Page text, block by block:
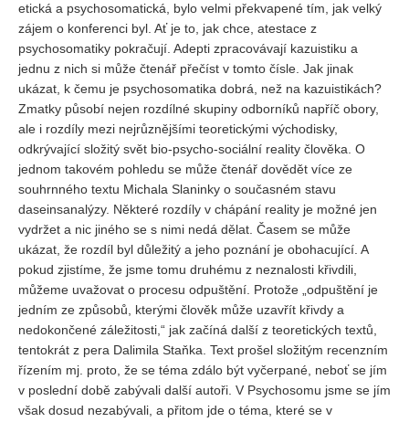
REDAKCE
Pokyny pro autory
ARCHIV
etická a psychosomatická, bylo velmi překvapené tím, jak velký
zájem o konferenci byl. Ať je to, jak chce, atestace z
psychosomatiky pokračují. Adepti zpracovávají kazuistiku a
jednu z nich si může čtenář přečíst v tomto čísle. Jak jinak
ukázat, k čemu je psychosomatika dobrá, než na kazuistikách?
Zmatky působí nejen rozdílné skupiny odborníků napříč obory,
ale i rozdíly mezi nejrůznějšími teoretickými východisky,
odkrývající složitý svět bio-psycho-sociální reality člověka. O
jednom takovém pohledu se může čtenář dovědět více ze
souhrnného textu Michala Slaninky o současném stavu
daseinsanalýzy. Některé rozdíly v chápání reality je možné jen
vydržet a nic jiného se s nimi nedá dělat. Časem se může
ukázat, že rozdíl byl důležitý a jeho poznání je obohacující. A
pokud zjistíme, že jsme tomu druhému z neznalosti křivdili,
můžeme uvažovat o procesu odpuštění. Protože „odpuštění je
jedním ze způsobů, kterými člověk může uzavřít křivdy a
nedokončené záležitosti,“ jak začíná další z teoretických textů,
tentokrát z pera Dalimila Staňka. Text prošel složitým recenzním
řízením mj. proto, že se téma zdálo být vyčerpané, neboť se jím
v poslední době zabývali další autoři. V Psychosomu jsme se jím
však dosud nezabývali, a přitom jde o téma, které se v